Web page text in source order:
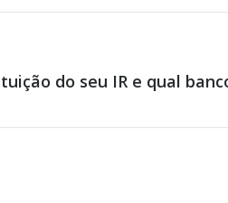
do seu IR e qual